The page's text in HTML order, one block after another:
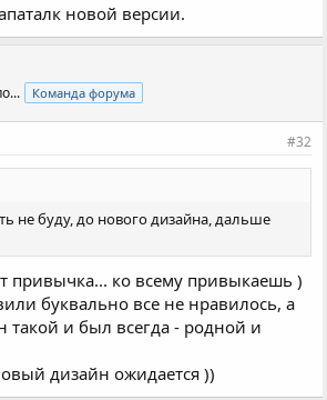
новой версии.
Команда форума
#32
не буду, до нового дизайна, дальше
привычка... ко всему привыкаешь )
буквально все не нравилось, а
такой и был всегда - родной и
дизайн ожидается ))